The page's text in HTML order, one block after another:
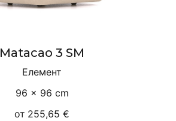
Matacao 3 SM
Елемент
96 × 96 cm
от 255,65 €